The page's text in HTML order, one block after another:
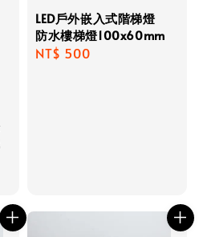
LED戶外嵌入式階梯燈
防水樓梯燈100x60mm
Regular
NT$ 500